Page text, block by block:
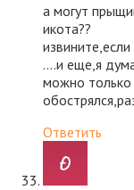
а могут
икота??
….и еще,я
можно только
Ответить